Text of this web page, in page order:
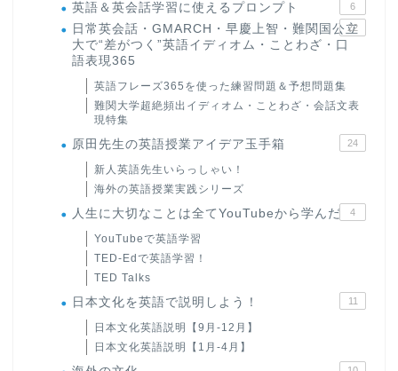
英語＆英会話学習に使えるプロンプト 6
日常英会話・GMARCH・早慶上智・難関国公立
大で“差がつく”英語イディオム・ことわざ・口
語表現365
22
英語フレーズ365を使った練習問題＆予想問題集
難関大学超絶頻出イディオム・ことわざ・会話文表
現特集
原田先生の英語授業アイデア玉手箱 24
新人英語先生いらっしゃい！
海外の英語授業実践シリーズ
人生に大切なことは全てYouTubeから学んだ 4
YouTubeで英語学習
TED-Edで英語学習！
TED Talks
日本文化を英語で説明しよう！ 11
日本文化英語説明【9月-12月】
日本文化英語説明【1月-4月】